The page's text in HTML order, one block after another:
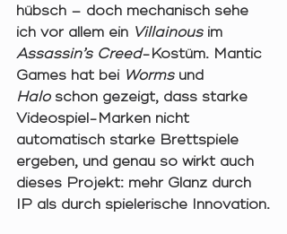
hübsch – doch mechanisch sehe
ich vor allem ein Villainous im
Assassin’s Creed-Kostüm. Mantic
Games hat bei Worms und
Halo schon gezeigt, dass starke
Videospiel-Marken nicht
automatisch starke Brettspiele
ergeben, und genau so wirkt auch
dieses Projekt: mehr Glanz durch
IP als durch spielerische Innovation.